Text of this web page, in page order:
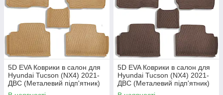
5D EVA Коврики в салон для
Hyundai Tucson (NX4) 2021-
ДВС (Металевий підп'ятник)
Бежевый-Бежевий кант 5 шт
5D EVA Коврики в салон для
Hyundai Tucson (NX4) 2021-
ДВС (Металевий підп'ятник)
Коричневі 5 шт